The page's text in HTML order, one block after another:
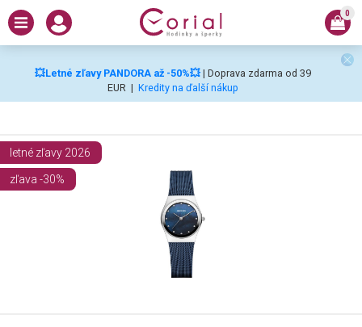
💥Letné zľavy PANDORA až -50%💥 | Doprava zdarma od 39
EUR | Kredity na ďalší nákup
0
letné zľavy 2026
zľava -30%